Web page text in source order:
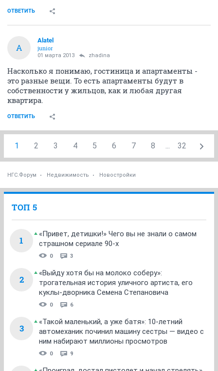
ОТВЕТИТЬ
A
Alatel
junior
01 марта 2013 zhadina
Насколько я понимаю, гостиница и апартаменты -
это разные вещи. То есть апартаменты будут в
собственности у жильцов, как и любая другая
квартира.
ОТВЕТИТЬ
1 2 3 4 5 6 7 8 ... 32
НГС.Форум Недвижимость Новостройки
ТОП 5
1
«Привет, детишки!» Чего вы не знали о самом
страшном сериале 90-х
0 3
2
«Выйду хотя бы на молоко соберу»:
трогательная история уличного артиста, его
куклы-дворника Семена Степановича
0 6
3
«Такой маленький, а уже батя»: 10-летний
автомеханик починил машину сестры — видео с
ним набирают миллионы просмотров
0 9